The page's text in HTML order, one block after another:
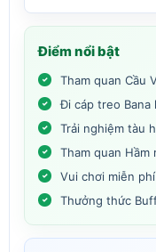
Điểm nổi bật
Tham quan Cầu
Đi cáp treo Bana
Trải nghiệm tàu
Tham quan Hầm
Vui chơi miễn
Thưởng thức